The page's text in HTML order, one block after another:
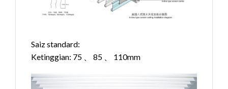
Saiz standard:
Ketinggian: 75 、 85 、 110mm